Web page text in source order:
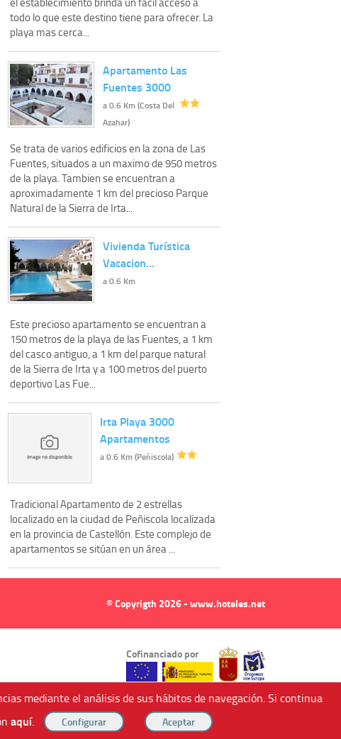
todo lo que este destino tiene para ofrecer. La
playa mas cerca...
Apartamento Las
Fuentes 3000
a 0.6 Km (Costa Del
Azahar)
Se trata de varios edificios en la zona de Las
Fuentes, situados a un maximo de 950 metros
de la playa. Tambien se encuentran a
aproximadamente 1 km del precioso Parque
Natural de la Sierra de Irta...
Vivienda Turística
Vacacion…
a 0.6 Km
Este precioso apartamento se encuentran a
150 metros de la playa de las Fuentes, a 1 km
del casco antiguo, a 1 km del parque natural
de la Sierra de Irta y a 100 metros del puerto
deportivo Las Fue...
Irta Playa 3000
Apartamentos
a 0.6 Km (Peñiscola)
Tradicional Apartamento de 2 estrellas
localizado en la ciudad de Peñiscola localizada
en la provincia de Castellón. Este complejo de
apartamentos se sitúan en un área ...
© Copyrigth 2026 - www.hoteles.net
Cofinanciado por
(Murcia, Spain).
mediante el análisis de sus hábitos de navegación. Si continua
aquí.